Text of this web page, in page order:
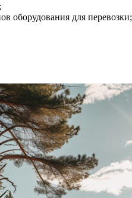
оборудования для перевозки;